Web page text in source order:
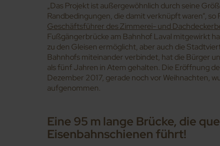
„Das Projekt ist außergewöhnlich durch seine
Randbedingungen, die damit verknüpft waren“, so
Geschäftsführer des Zimmerei- und
Fußgängerbrücke am Bahnhof Laval mitgewirkt
zu den Gleisen ermöglicht, aber auch die
Bahnhofs miteinander verbindet, hat die Bürger
als fünf Jahren in Atem gehalten. Die Eröffnung
Dezember 2017, gerade noch vor Weihnachten,
aufgenommen.
Eine 95 m lange Brücke, die
Eisenbahnschienen führt!